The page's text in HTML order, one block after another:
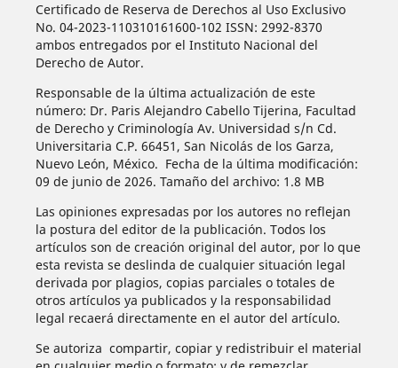
Certificado de Reserva de Derechos al Uso Exclusivo
No. 04-2023-110310161600-102 ISSN: 2992-8370
ambos entregados por el Instituto Nacional del
Derecho de Autor.
Responsable de la última actualización de este
número: Dr. Paris Alejandro Cabello Tijerina, Facultad
de Derecho y Criminología Av. Universidad s/n Cd.
Universitaria C.P. 66451, San Nicolás de los Garza,
Nuevo León, México. Fecha de la última modificación:
09 de junio de 2026. Tamaño del archivo: 1.8 MB
Las opiniones expresadas por los autores no reflejan
la postura del editor de la publicación. Todos los
artículos son de creación original del autor, por lo que
esta revista se deslinda de cualquier situación legal
derivada por plagios, copias parciales o totales de
otros artículos ya publicados y la responsabilidad
legal recaerá directamente en el autor del artículo.
Se autoriza compartir, copiar y redistribuir el material